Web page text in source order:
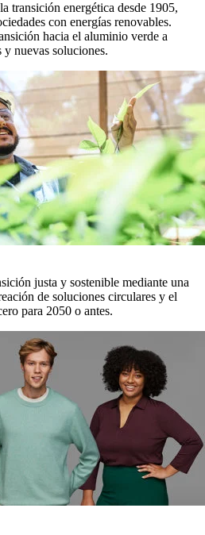
transición energética desde 1905,
con energías renovables.
hacia el aluminio verde a
y nuevas soluciones.
justa y sostenible mediante una
de soluciones circulares y el
para 2050 o antes.